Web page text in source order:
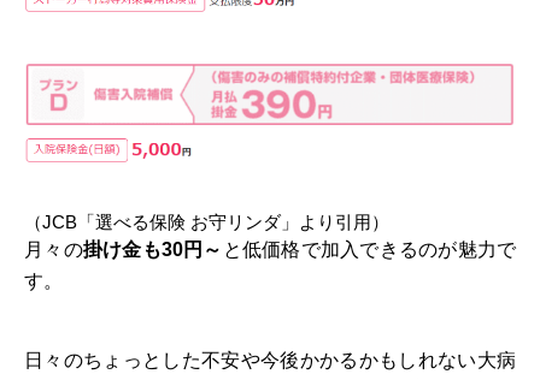
（JCB「選べる保険 お守リンダ」より引用）
月々の掛け金も30円～ と低価格で加入できるのが魅力で
す。
日々のちょっとした不安や今後かかるかもしれない大病